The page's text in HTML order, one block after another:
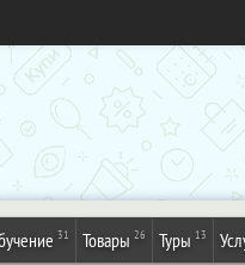
31 Товары 26 Туры 13